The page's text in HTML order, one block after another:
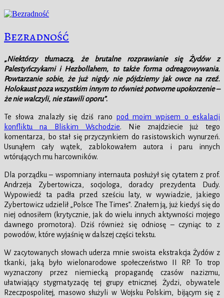
Bezradność
„Niektórzy tłumaczą, że brutalne rozprawianie się Żydów z
Palestyńczykami i Hezbollahem, to także forma odreagowywania.
Powtarzanie sobie, że już nigdy nie pójdziemy jak owce na rzeź.
Holokaust poza wszystkim innym to również potworne upokorzenie –
że nie walczyli, nie stawili oporu”.
Te słowa znalazły się dziś rano pod moim wpisem o eskalacji
konfliktu na Bliskim Wschodzie. Nie znajdziecie już tego
komentarza, bo stał się przyczynkiem do rasistowskich wynurzeń.
Usunąłem cały wątek, zablokowałem autora i paru innych
wtórujących mu harcowników.
Dla porządku – wspomniany internauta posłużył się cytatem z prof.
Andrzeja Zybertowicza, socjologa, doradcy prezydenta Dudy.
Wypowiedź ta padła przed sześciu laty, w wywiadzie, jakiego
Zybertowicz udzielił „Polsce The Times”. Znałem ją, już kiedyś się do
niej odnosiłem (krytycznie, jak do wielu innych aktywności mojego
dawnego promotora). Dziś również się odniosę – czyniąc to z
powodów, które wyjaśnię w dalszej części tekstu.
W zacytowanych słowach uderza mnie swoista ekstrakcja Żydów z
tkanki, jaką było wielonarodowe społeczeństwo II RP. To trop
wyznaczony przez niemiecką propagandę czasów nazizmu,
ułatwiający stygmatyzację tej grupy etnicznej. Żydzi, obywatele
Rzeczpospolitej, masowo służyli w Wojsku Polskim, bijącym się z